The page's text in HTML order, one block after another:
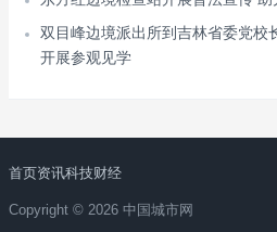
双目峰边境派出所到吉林省委党校
开展参观见学
首页资讯科技财经
Copyright © 2026 中国城市网